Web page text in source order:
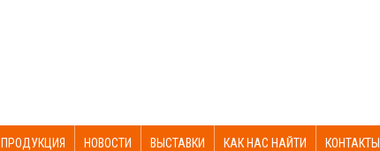
ПРОДУКЦИЯ НОВОСТИ ВЫСТАВКИ КАК НАС НАЙТИ КОНТАКТЫ